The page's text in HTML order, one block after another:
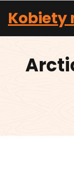
content
Kobiety